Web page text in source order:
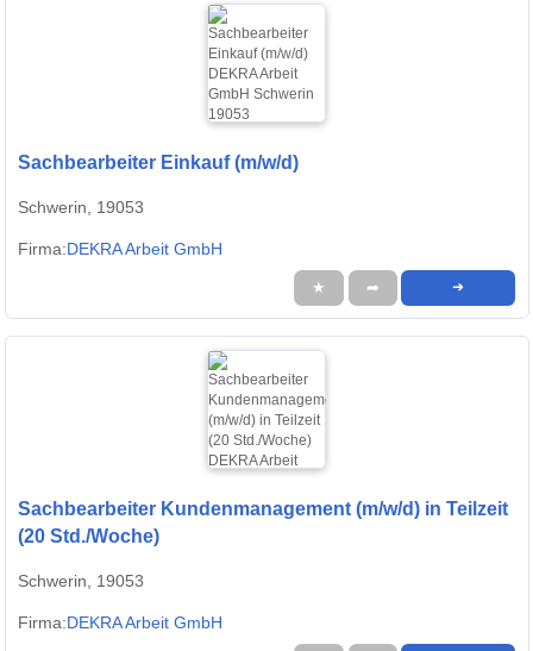
Sachbearbeiter Einkauf (m/w/d)
Schwerin, 19053
Firma:DEKRA Arbeit GmbH
★ ➦ ➜
Sachbearbeiter Kundenmanagement (m/w/d) in Teilzeit
(20 Std./Woche)
Schwerin, 19053
Firma:DEKRA Arbeit GmbH